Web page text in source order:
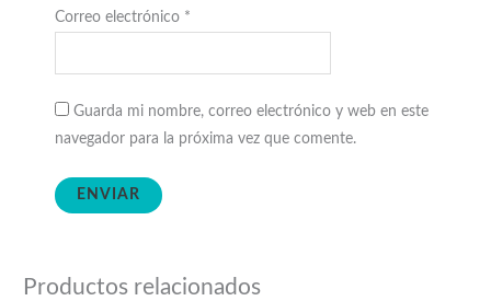
Correo electrónico *
Guarda mi nombre, correo electrónico y web en este
navegador para la próxima vez que comente.
Productos relacionados